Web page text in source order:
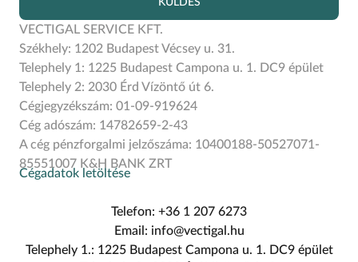
KÜLDÉS
VECTIGAL SERVICE KFT.
Székhely: 1202 Budapest Vécsey u. 31.
Telephely 1: 1225 Budapest Campona u. 1. DC9 épület
Telephely 2: 2030 Érd Vízöntő út 6.
Cégjegyzékszám: 01-09-919624
Cég adószám: 14782659-2-43
A cég pénzforgalmi jelzőszáma: 10400188-50527071-
85551007 K&H BANK ZRT
Cégadatok letöltése
Telefon: +36 1 207 6273
Email: info@vectigal.hu
Telephely 1.: 1225 Budapest Campona u. 1. DC9 épület